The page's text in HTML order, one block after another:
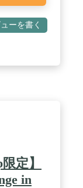
ーを書く
定】
in